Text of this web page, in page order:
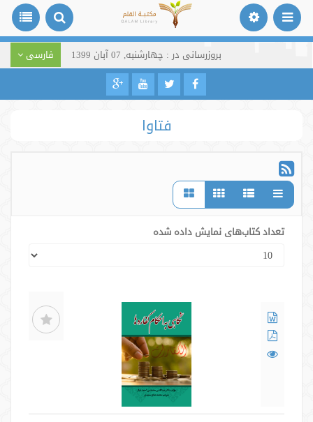
بروزرسانی در : چهارشنبه, 07 آبان 1399 فارسی
فتاوا
تعداد کتاب‌های نمایش داده شده